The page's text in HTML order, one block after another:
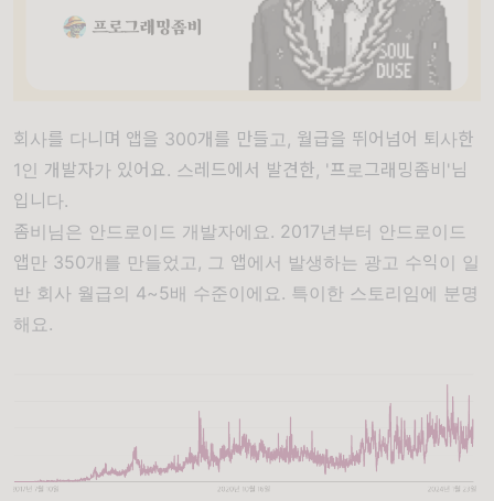
회사를 다니며 앱을 300개를 만들고, 월급을 뛰어넘어 퇴사한
1인 개발자가 있어요. 스레드에서 발견한, '프로그래밍좀비'님
입니다.
좀비님은 안드로이드 개발자에요. 2017년부터 안드로이드
앱만 350개를 만들었고, 그 앱에서 발생하는 광고 수익이 일
반 회사 월급의 4~5배 수준이에요. 특이한 스토리임에 분명
해요.